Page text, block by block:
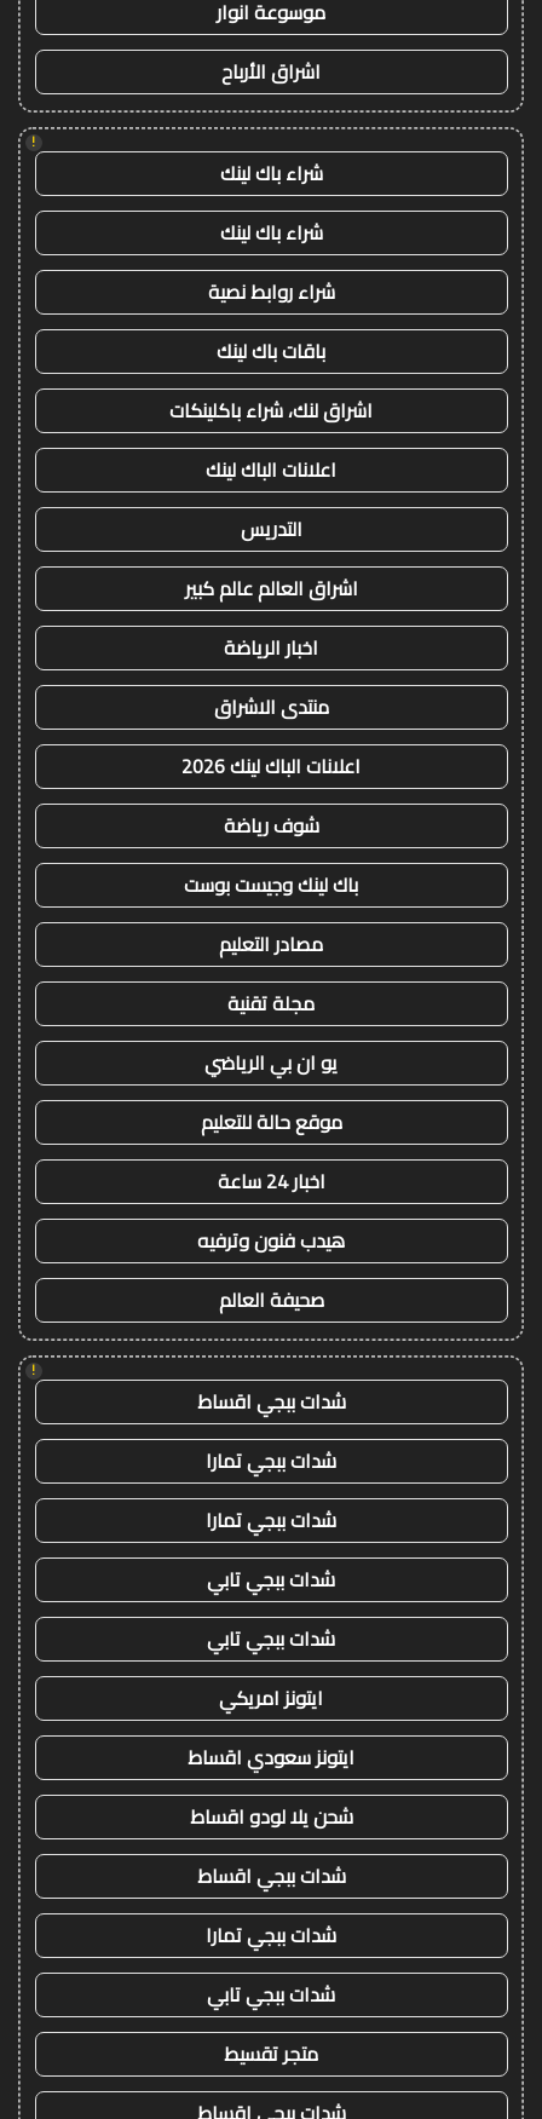
موسوعة انوار
اشراق الأرباح
!
شراء باك لينك
شراء باك لينك
شراء روابط نصية
باقات باك لينك
اشراق لنك، شراء باكلينكات
اعلانات الباك لينك
التدريس
اشراق العالم عالم كبير
اخبار الرياضة
منتدى الاشراق
اعلانات الباك لينك 2026
شوف رياضة
باك لينك وجيست بوست
مصادر التعليم
مجلة تقنية
يو ان بي الرياضي
موقع حالة للتعليم
اخبار 24 ساعة
هيدب فنون وترفيه
صحيفة العالم
!
شدات ببجي اقساط
شدات ببجي تمارا
شدات ببجي تمارا
شدات ببجي تابي
شدات ببجي تابي
ايتونز امريكي
ايتونز سعودي اقساط
شحن يلا لودو اقساط
شدات ببجي اقساط
شدات ببجي تمارا
شدات ببجي تابي
متجر تقسيط